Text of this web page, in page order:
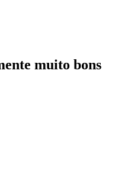
muito bons